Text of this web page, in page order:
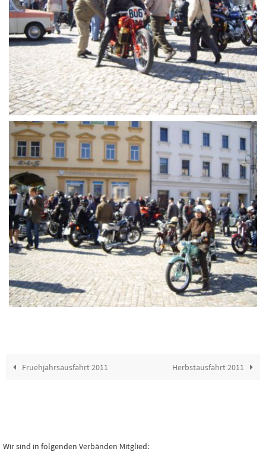
Fruehjahrsausfahrt 2011 Herbstausfahrt 2011
Wir sind in folgenden Verbänden Mitglied: